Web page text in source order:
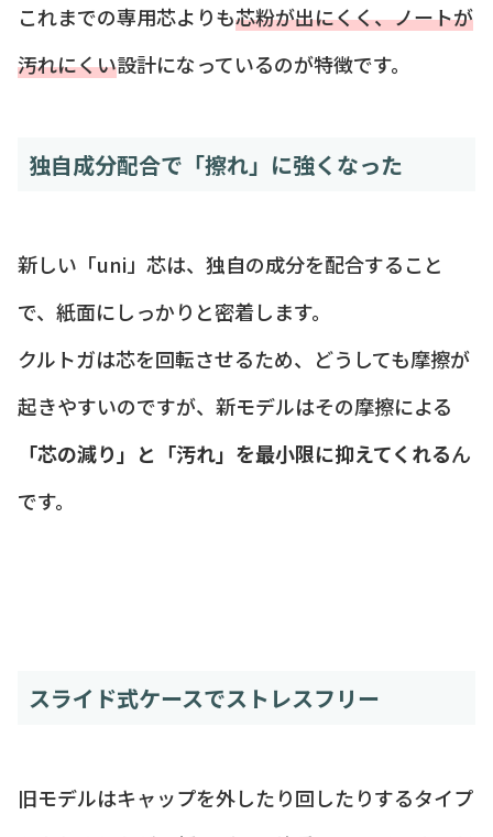
これまでの専用芯よりも芯粉が出にくく、ノートが
汚れにくい設計になっているのが特徴です。
独自成分配合で「擦れ」に強くなった
新しい「uni」芯は、独自の成分を配合すること
で、紙面にしっかりと密着します。
クルトガは芯を回転させるため、どうしても摩擦が
起きやすいのですが、新モデルはその摩擦による
「芯の減り」と「汚れ」を最小限に抑えてくれるん
です。
スライド式ケースでストレスフリー
旧モデルはキャップを外したり回したりするタイプ